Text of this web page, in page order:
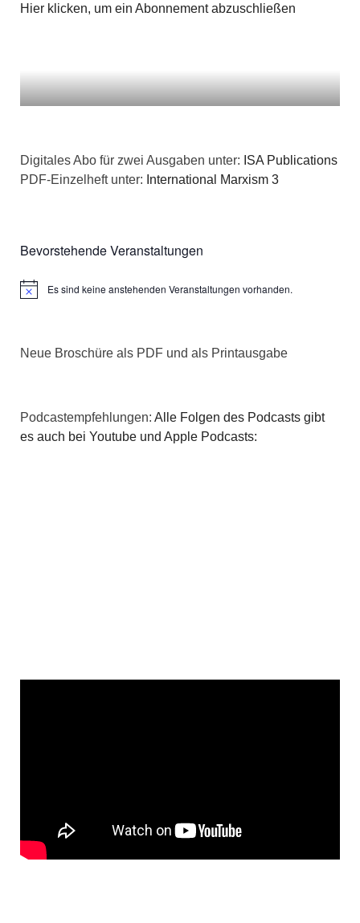
Hier klicken, um ein Abonnement abzuschließen
Digitales Abo für zwei Ausgaben unter: ISA Publications
PDF-Einzelheft unter: International Marxism 3
Bevorstehende Veranstaltungen
HinweisEs sind keine anstehenden Veranstaltungen vorhanden.
Neue Broschüre als PDF und als Printausgabe
Podcastempfehlungen: Alle Folgen des Podcasts gibt
es auch bei Youtube und Apple Podcasts: